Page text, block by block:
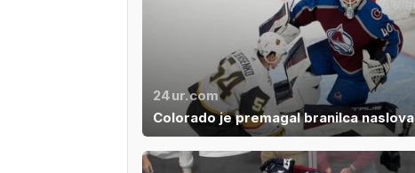
24ur.com
Colorado je premagal branilca naslova